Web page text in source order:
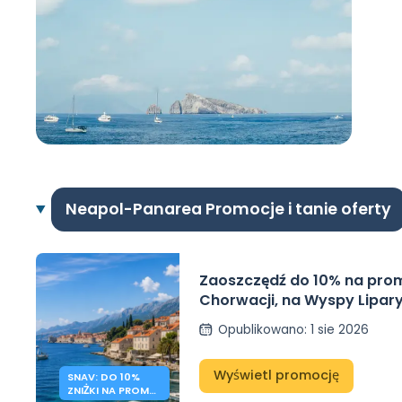
Neapol-Panarea Promocje i tanie oferty
SNAV: DO 10%
ZNIŻKI NA PROMY
Zaoszczędź do 10% na
Chorwacji, na Wyspy
Wyspy Poncjańskie z SNAV
Opublikowano: 1 sie 2026
Wyświetl promocję